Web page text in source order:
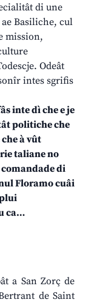
di une
Basiliche, cul
mission,
Odeât
intes sgrifis
inte dì che e je
politiche che
à vût
taliane no
di
Floramo cuâi
ca…
a San Zorç de
de Saint